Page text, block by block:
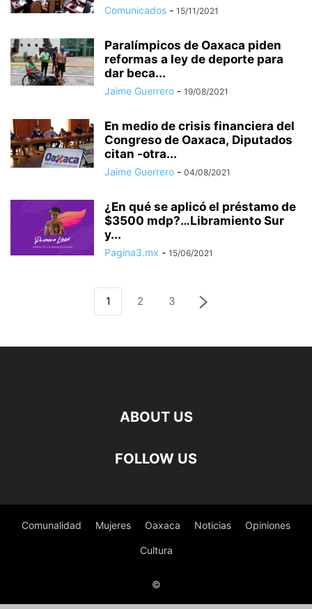
Comunicados - 15/11/2021
Paralímpicos de Oaxaca piden
reformas a ley de deporte para
dar beca...
Jaime Guerrero - 19/08/2021
En medio de crisis financiera del
Congreso de Oaxaca, Diputados
citan -otra...
Jaime Guerrero - 04/08/2021
¿En qué se aplicó el préstamo de
$3500 mdp?…Libramiento Sur
y...
Pagina3.mx - 15/06/2021
1 2 3
ABOUT US
FOLLOW US
Comunalidad Mujeres Oaxaca Noticias Opiniones
Cultura
©